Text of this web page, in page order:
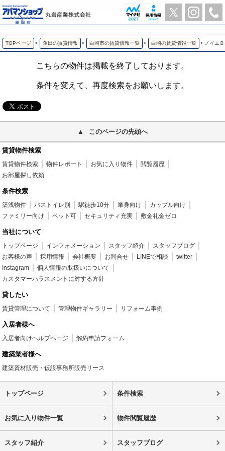
ノイエＢ 白岡の2LDK賃貸アパート | アパマンショップ蓮田店-丸岩産業株式会社-
TOPページ > 蓮田の賃貸情報 > 白岡市の賃貸情報一覧 > 白岡の賃貸情報一覧 > ノイエ
こちらの物件は掲載を終了しております。
条件を変えて、再度検索をお願いします。
このページの先頭へ
賃貸物件検索
賃貸物件検索 物件レポート お気に入り物件
閲覧履歴
お部屋探し依頼
条件検索
築浅物件 バストイレ別 駅徒歩10分 単身向け
カップル向け
ファミリー向け
ペット可 セキュリティ充実 敷金礼金ゼロ
当社について
トップページ インフォメーション スタッフ紹介
スタッフブログ
お客様の声
採用情報 会社概要 お問合せ LINEで相談
twitter
Instagram
個人情報の取扱いについて
カスタマーハラスメントに対する方針
貸したい
賃貸管理について 管理物件ギャラリー リフォーム事例
入居者様へ
入居者向けヘルプページ 解約申請フォーム
建築業者様へ
建築資材販売・仮設事務所販売リース
トップページ 条件検索
お気に入り物件一覧 物件閲覧履歴
スタッフ紹介 スタッフブログ